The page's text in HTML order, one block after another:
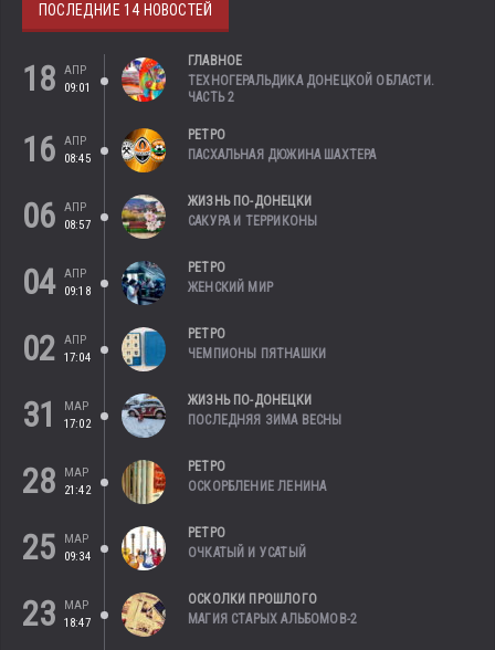
ПОСЛЕДНИЕ 14 НОВОСТЕЙ
18
АПР
09:01
ГЛАВНОЕ
ТЕХНОГЕРАЛЬДИКА ДОНЕЦКОЙ ОБЛАСТИ.
ЧАСТЬ 2
16
АПР
08:45
РЕТРО
ПАСХАЛЬНАЯ ДЮЖИНА ШАХТЕРА
06
АПР
08:57
ЖИЗНЬ ПО-ДОНЕЦКИ
САКУРА И ТЕРРИКОНЫ
04 АПР
09:18
РЕТРО
ЖЕНСКИЙ МИР
02
АПР
17:04
РЕТРО
ЧЕМПИОНЫ ПЯТНАШКИ
31
МАР
17:02
ЖИЗНЬ ПО-ДОНЕЦКИ
ПОСЛЕДНЯЯ ЗИМА ВЕСНЫ
28
МАР
21:42
РЕТРО
ОСКОРБЛЕНИЕ ЛЕНИНА
25
МАР
09:34
РЕТРО
ОЧКАТЫЙ И УСАТЫЙ
23
МАР
18:47
ОСКОЛКИ ПРОШЛОГО
МАГИЯ СТАРЫХ АЛЬБОМОВ-2